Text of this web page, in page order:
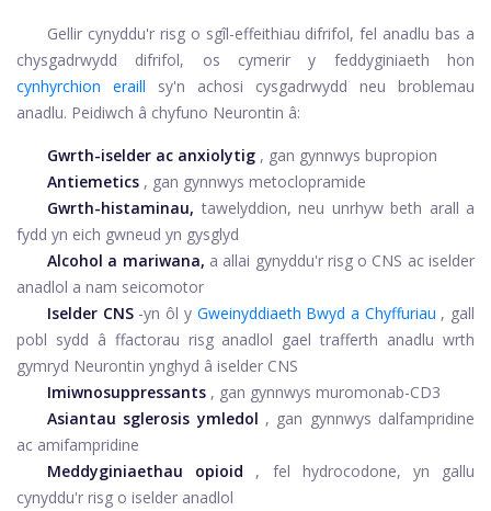
Gellir cynyddu'r risg o sgîl-effeithiau difrifol, fel anadlu bas a
chysgadrwydd difrifol, os cymerir y feddyginiaeth hon
cynhyrchion eraill
sy'n achosi cysgadrwydd neu broblemau
anadlu. Peidiwch â chyfuno Neurontin â:
Gwrth-iselder ac anxiolytig , gan gynnwys bupropion
Antiemetics , gan gynnwys metoclopramide
Gwrth-histaminau, tawelyddion, neu unrhyw beth arall a
fydd yn eich gwneud yn gysglyd
Alcohol a mariwana, a allai gynyddu'r risg o CNS ac iselder
anadlol a nam seicomotor
Iselder CNS-yn ôl y Gweinyddiaeth Bwyd a Chyffuriau , gall
pobl sydd â ffactorau risg anadlol gael trafferth anadlu wrth
gymryd Neurontin ynghyd â iselder CNS
Imiwnosuppressants , gan gynnwys muromonab-CD3
Asiantau sglerosis ymledol , gan gynnwys dalfampridine
ac amifampridine
Meddyginiaethau opioid
, fel hydrocodone, yn gallu
cynyddu'r risg o iselder anadlol